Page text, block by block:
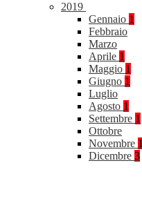
2019
Gennaio 1
Febbraio
Marzo
Aprile 1
Maggio 1
Giugno 1
Luglio
Agosto 1
Settembre 1
Ottobre
Novembre 1
Dicembre 3